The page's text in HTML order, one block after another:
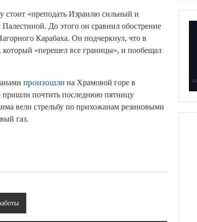
стоит «преподать Израилю сильный и
До этого он сравнил обострение
Карабаха. Он подчеркнул, что в
который «перешел все границы», и пообещал
произошли на Храмовой горе в
пришли почтить последнюю пятницу
вели стрельбу по прихожанам резиновыми
газ.